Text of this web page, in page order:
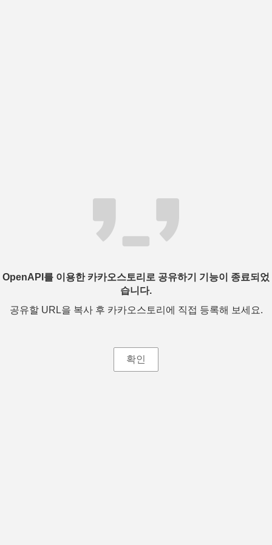
OpenAPI를 이용한 카카오스토리로 공유하기 기능이 종료되었
습니다.
공유할 URL을 복사 후 카카오스토리에 직접 등록해 보세요.
확인